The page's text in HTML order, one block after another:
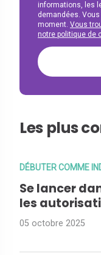
informations, les
demandées.
moment. Vous
notre politique de
Les plus
DÉBUTER COMME
Se lancer
les
05 octobre 2025